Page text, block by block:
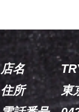
店名 TRY
住所 東京都